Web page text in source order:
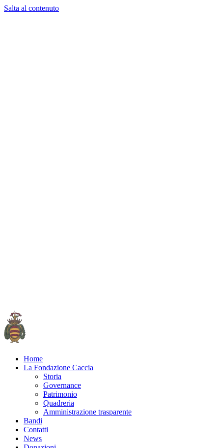
Salta al contenuto
Home
La Fondazione Caccia
Storia
Governance
Patrimonio
Quadreria
Amministrazione trasparente
Bandi
Contatti
News